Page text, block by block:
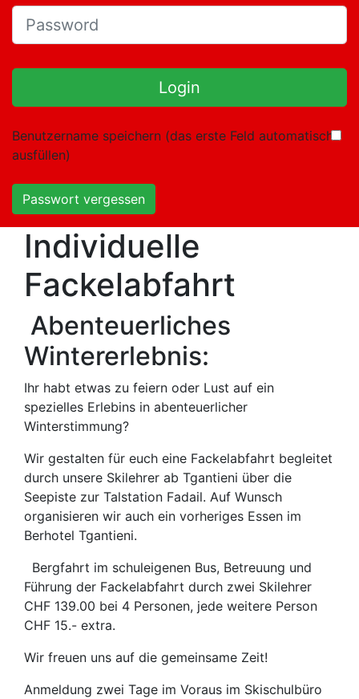
Login
Benutzername speichern (das erste Feld automatisch
ausfüllen)
Passwort vergessen
Individuelle
Fackelabfahrt
Abenteuerliches
Wintererlebnis:
Ihr habt etwas zu feiern oder Lust auf ein
spezielles Erlebins in abenteuerlicher
Winterstimmung?
Wir gestalten für euch eine Fackelabfahrt begleitet
durch unsere Skilehrer ab Tgantieni über die
Seepiste zur Talstation Fadail. Auf Wunsch
organisieren wir auch ein vorheriges Essen im
Berhotel Tgantieni.
Bergfahrt im schuleigenen Bus, Betreuung und
Führung der Fackelabfahrt durch zwei Skilehrer
CHF 139.00 bei 4 Personen, jede weitere Person
CHF 15.- extra.
Wir freuen uns auf die gemeinsame Zeit!
Anmeldung zwei Tage im Voraus im Skischulbüro